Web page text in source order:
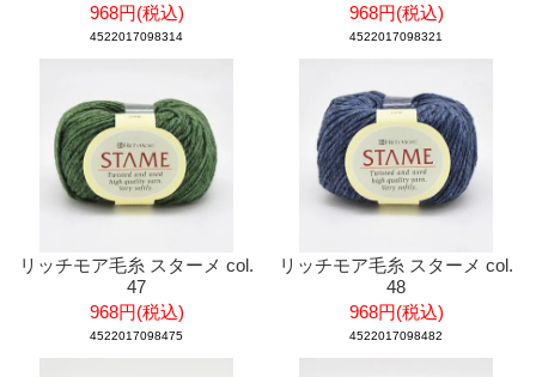
968円(税込)
4522017098314
968円(税込)
4522017098321
リッチモア毛糸 スターメ col.
47
968円(税込)
4522017098475
リッチモア毛糸 スターメ col.
48
968円(税込)
4522017098482